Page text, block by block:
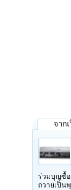
จาก
ร่วมบุญซื้อ
ถวายเป็